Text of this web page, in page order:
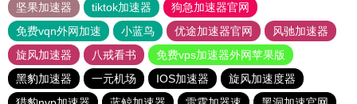
坚果加速器
tiktok加速器
狗急加速器官网
免费vqn外网加速
小蓝鸟 优途加速器官网
风驰加速器
旋风加速器
八戒看书
免费vps加速器外网苹果版
黑豹加速器
一元机场 IOS加速器
旋风加速度器